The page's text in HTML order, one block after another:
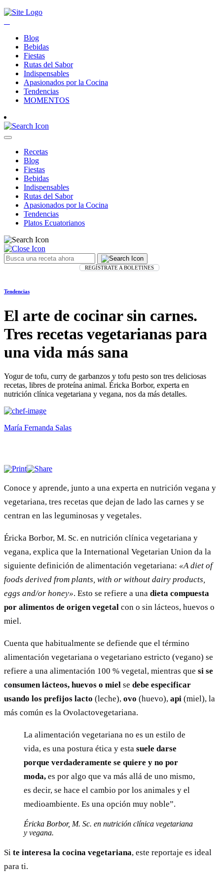
Blog
Bebidas
Fiestas
Rutas del Sabor
Indispensables
Apasionados por la Cocina
Tendencias
MOMENTOS
Recetas
Blog
Fiestas
Bebidas
Indispensables
Rutas del Sabor
Apasionados por la Cocina
Tendencias
Platos Ecuatorianos
REGÍSTRATE A BOLETINES
Tendencias
El arte de cocinar sin carnes.
Tres recetas vegetarianas para
una vida más sana
Yogur de tofu, curry de garbanzos y tofu pesto son tres deliciosas
recetas, libres de proteína animal. Éricka Borbor, experta en
nutrición clínica vegetariana y vegana, nos da más detalles.
María Fernanda Salas
Conoce y aprende, junto a una experta en nutrición vegana y
vegetariana, tres recetas que dejan de lado las carnes y se
centran en las leguminosas y vegetales.
Éricka Borbor, M. Sc. en nutrición clínica vegetariana y
vegana, explica que la International Vegetarian Union da la
siguiente definición de alimentación vegetariana: «A diet of
foods derived from plants, with or without dairy products,
eggs and/or honey». Esto se refiere a una dieta compuesta
por alimentos de origen vegetal con o sin lácteos, huevos o
miel.
Cuenta que habitualmente se defiende que el término
alimentación vegetariana o vegetariano estricto (vegano) se
refiere a una alimentación 100 % vegetal, mientras que si se
consumen lácteos, huevos o miel se debe especificar
usando los prefijos lacto (leche), ovo (huevo), api (miel), la
más común es la Ovolactovegetariana.
La alimentación vegetariana no es un estilo de
vida, es una postura ética y esta suele darse
porque verdaderamente se quiere y no por
moda, es por algo que va más allá de uno mismo,
es decir, se hace el cambio por los animales y el
medioambiente. Es una opción muy noble”.
Éricka Borbor, M. Sc. en nutrición clínica vegetariana
y vegana.
Si te interesa la cocina vegetariana, este reportaje es ideal
para ti.